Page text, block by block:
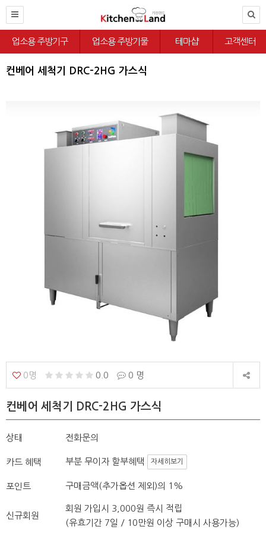
업소용 주방기구 업소용 주방기물 테마샵 고객센터
컨베어 세척기 DRC-2HG 가스식
0명 0.0 0 명
컨베어 세척기 DRC-2HG 가스식
상태 전화문의
카드 혜택 부분 무이자 할부혜택 자세히보기
포인트 구매금액(추가옵션 제외)의 1%
신규회원
회원 가입시 3,000원 즉시 적립
(유효기간 7일 / 10만원 이상 구매시 사용가능)